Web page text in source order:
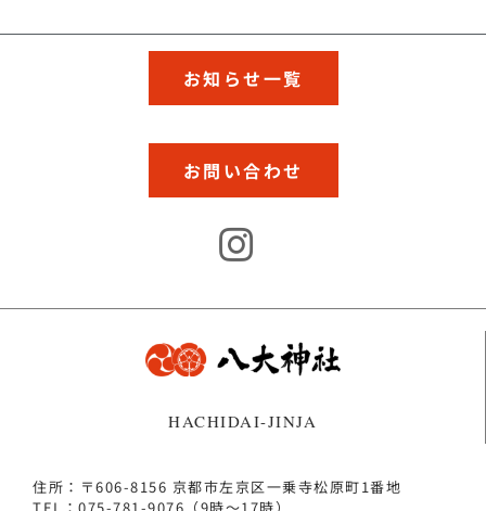
お知らせ一覧
お問い合わせ
HACHIDAI-JINJA
住所：〒606-8156 京都市左京区一乗寺松原町1番地